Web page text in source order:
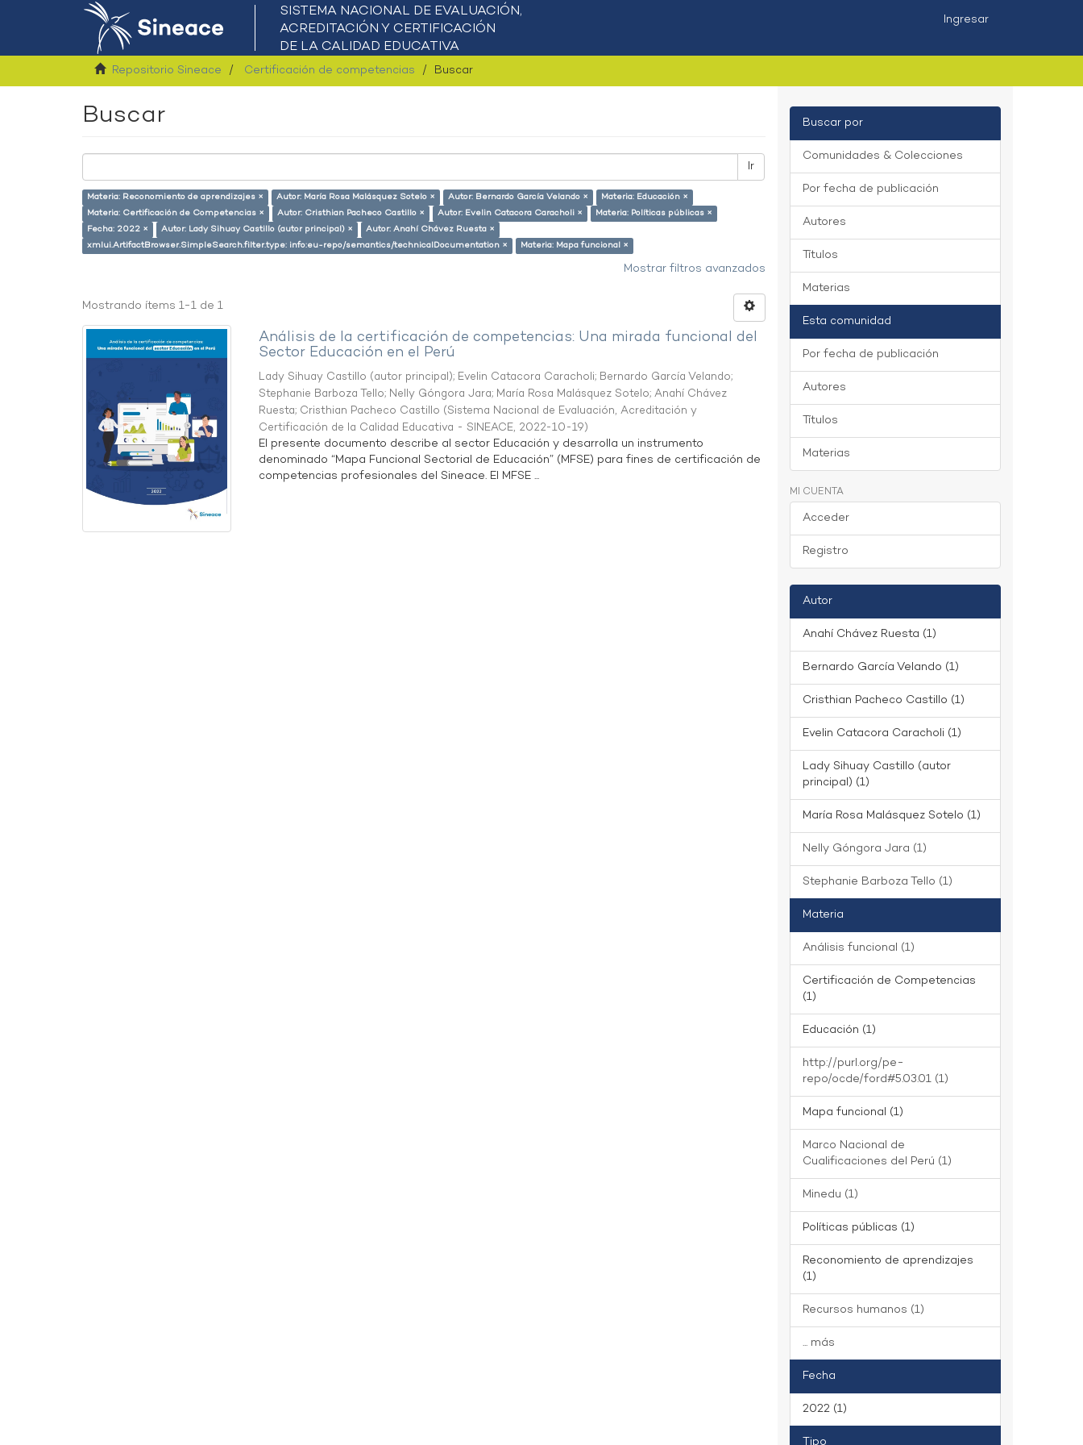
Ingresar
Repositorio Sineace Certificación de competencias Buscar
Buscar
Ir
Materia: Reconomiento de aprendizajes × Autor: María Rosa Malásquez Sotelo × Autor: Bernardo García Velando ×
Materia: Educación ×
Materia: Certificación de Competencias ×
Autor: Cristhian Pacheco Castillo × Autor: Evelin Catacora Caracholi ×
Materia: Políticas públicas ×
Fecha: 2022 ×
Autor: Lady Sihuay Castillo (autor principal) ×
Autor: Anahí Chávez Ruesta ×
xmlui.ArtifactBrowser.SimpleSearch.filter.type: info:eu-repo/semantics/technicalDocumentation ×
Materia: Mapa funcional ×
Mostrar filtros avanzados
Mostrando ítems 1-1 de 1
Análisis de la certificación de competencias: Una mirada funcional del
Sector Educación en el Perú
Lady Sihuay Castillo (autor principal); Evelin Catacora Caracholi; Bernardo García Velando;
Stephanie Barboza Tello; Nelly Góngora Jara; María Rosa Malásquez Sotelo;Anahí Chávez
Ruesta; Cristhian Pacheco Castillo (Sistema Nacional de Evaluación, Acreditación y
Certificación de la Calidad Educativa - SINEACE, 2022-10-19)
El presente documento describe al sector Educación y desarrolla un instrumento
denominado “Mapa Funcional Sectorial de Educación” (MFSE) para fines de certificación de
competencias profesionales del Sineace. El MFSE ...
Buscar por
Comunidades & Colecciones
Por fecha de publicación
Autores
Títulos
Materias
Esta comunidad
Por fecha de publicación
Autores
Títulos
Materias
MI CUENTA
Acceder
Registro
Autor
Anahí Chávez Ruesta (1)
Bernardo García Velando (1)
Cristhian Pacheco Castillo (1)
Evelin Catacora Caracholi (1)
Lady Sihuay Castillo (autor
principal) (1)
María Rosa Malásquez Sotelo (1)
Nelly Góngora Jara (1)
Stephanie Barboza Tello (1)
Materia
Análisis funcional (1)
Certificación de Competencias
(1)
Educación (1)
http://purl.org/pe-
repo/ocde/ford#5.03.01 (1)
Mapa funcional (1)
Marco Nacional de
Cualificaciones del Perú (1)
Minedu (1)
Políticas públicas (1)
Reconomiento de aprendizajes
(1)
Recursos humanos (1)
... más
Fecha
2022 (1)